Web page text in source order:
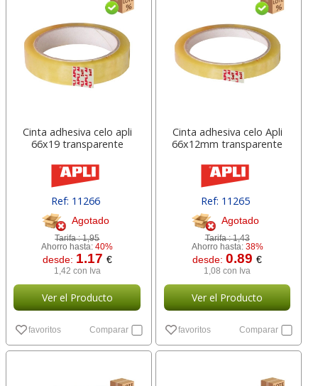
Cinta adhesiva celo apli
66x19 transparente
Ref: 11266
Agotado
Tarifa :1,95
Ahorro hasta:40%
desde: 1.17 €
1,42 con Iva
Ver el Producto
favoritos Comparar
Cinta adhesiva celo Apli
66x12mm transparente
Ref: 11265
Agotado
Tarifa :1,43
Ahorro hasta: 38%
desde:0.89€
1,08 con Iva
Ver el Producto
favoritos Comparar